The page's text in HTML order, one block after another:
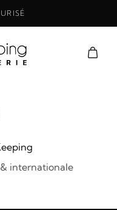
internationale